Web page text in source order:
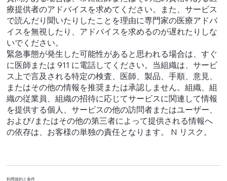
療提供者のアドバイスを求めてください。また、サービス
で読んだり聞いたりしたことを理由に専門家の医療アドバ
イスを無視したり、アドバイスを求めるのが遅れたりしな
いでください。
緊急事態が発生した可能性があると思われる場合は、すぐ
に医師または 911 に電話してください。当組織は、サービ
ス上で言及される特定の検査、医師、製品、手順、意見、
またはその他の情報を推奨または承認しません。組織、組
織の従業員、組織の招待に応じてサービスに関連して情報
を提供する個人、サービスの他の訪問者またはユーザー、
および/またはその他の第三者によって提供される情報へ
の依存は、お客様の単独の責任となります。 N リスク。
利用規約と条件